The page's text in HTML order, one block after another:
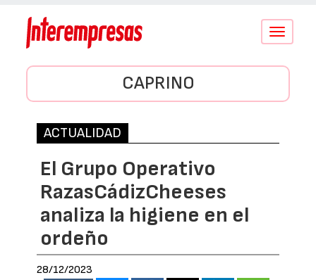
Conmutar
CAPRINO
ACTUALIDAD
El Grupo Operativo
RazasCádizCheeses
analiza la higiene en el
ordeño
28/12/2023